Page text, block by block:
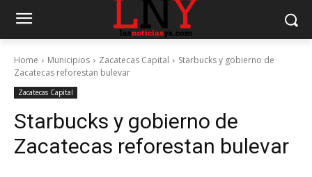
Home Municipios Zacatecas Capital
Starbucks y gobierno de
Zacatecas reforestan bulevar
Zacatecas Capital
Starbucks y gobierno de
Zacatecas reforestan bulevar